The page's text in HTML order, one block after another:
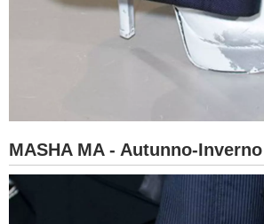
MASHA MA - Autunno-